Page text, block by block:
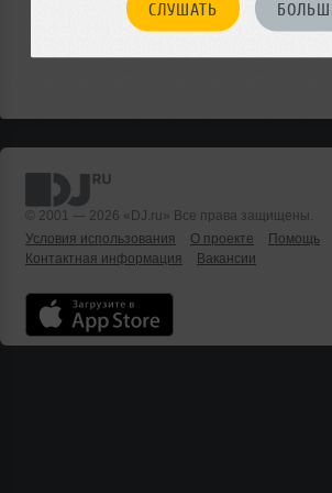
СЛУШАТЬ
© 2001 — 2026 «DJ.ru» Все права защищены.
Условия использования
О проекте Помощь
Контактная информация
Вакансии